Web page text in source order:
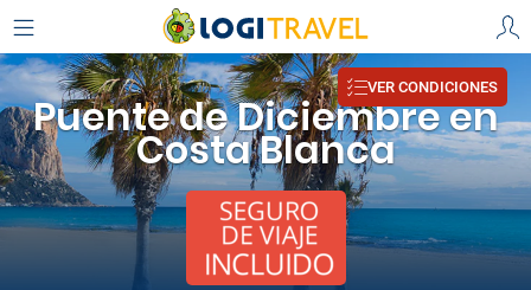
Puente de Diciembre en
Costa Blanca
VER CONDICIONES